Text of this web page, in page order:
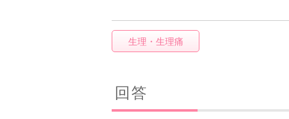
生理・生理痛
回答